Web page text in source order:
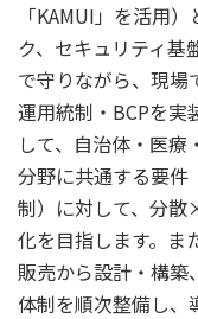
「KAMUI」を活用
ク、セキュリティ基
で守りながら、現場
運用統制・BCPを実
して、自治体・医
分野に共通する要件
制）に対して、分
化を目指します。ま
販売から設計・構築
体制を順次整備し、